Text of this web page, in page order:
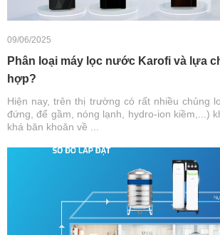
09/06/2025
Phân loại máy lọc nước Karofi và lựa
hợp?
Hiện nay, trên thị trường có rất nhiều chủng
đứng, để gầm, nóng lạnh, hydro-ion kiềm,...)
khá băn khoăn về ...